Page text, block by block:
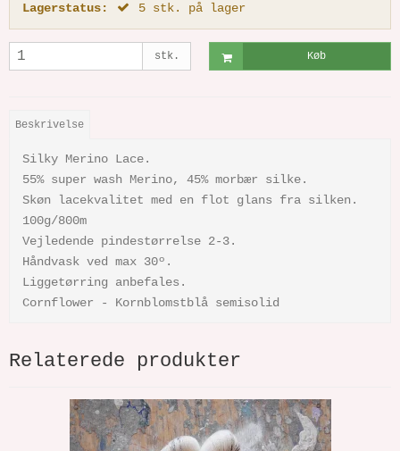
Lagerstatus: 5 stk. på lager
stk. Køb
Beskrivelse
Silky Merino Lace.
55% super wash Merino, 45% morbær silke.
Skøn lacekvalitet med en flot glans fra silken.
100g/800m
Vejledende pindestørrelse 2-3.
Håndvask ved max 30º.
Liggetørring anbefales.
Cornflower - Kornblomstblå semisolid
Relaterede produkter